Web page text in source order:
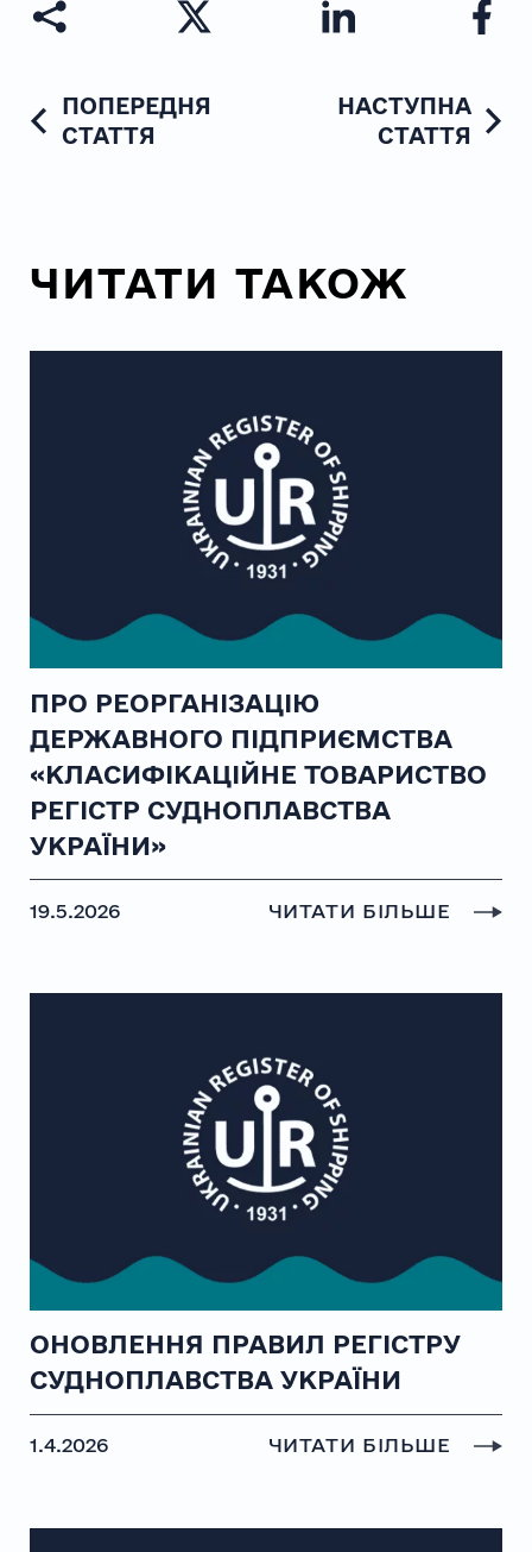
ПОПЕРЕДНЯ
СТАТТЯ
НАСТУПНА
СТАТТЯ
ЧИТАТИ ТАКОЖ
ПРО РЕОРГАНІЗАЦІЮ
ДЕРЖАВНОГО ПІДПРИЄМСТВА
«КЛАСИФІКАЦІЙНЕ ТОВАРИСТВО
РЕГІСТР СУДНОПЛАВСТВА
УКРАЇНИ»
19.5.2026 ЧИТАТИ БІЛЬШЕ
ОНОВЛЕННЯ ПРАВИЛ РЕГІСТРУ
СУДНОПЛАВСТВА УКРАЇНИ
1.4.2026 ЧИТАТИ БІЛЬШЕ